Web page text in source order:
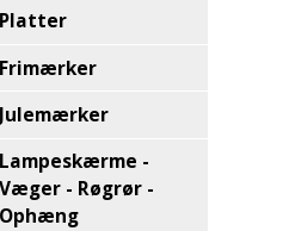
Platter
Frimærker
Julemærker
Lampeskærme -
Væger - Røgrør -
Ophæng